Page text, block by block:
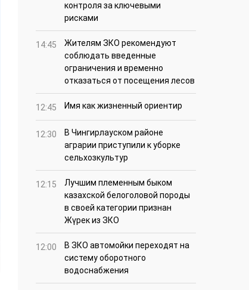
контроля за ключевыми
рисками
14:45
Жителям ЗКО рекомендуют
соблюдать введенные
ограничения и временно
отказаться от посещения лесов
12:45 Имя как жизненный ориентир
12:30
В Чингирлауском районе
аграрии приступили к уборке
сельхозкультур
12:15
Лучшим племенным быком
казахской белоголовой породы
в своей категории признан
Жүрек из ЗКО
12:00
В ЗКО автомойки переходят на
систему оборотного
водоснабжения